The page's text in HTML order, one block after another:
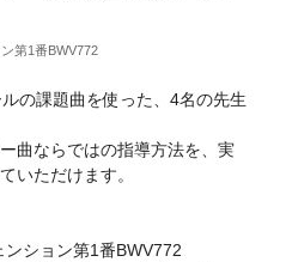
第1番BWV772
の課題曲を使った、4名の先生
曲ならではの指導方法を、実
いただけます。
ション第1番BWV772